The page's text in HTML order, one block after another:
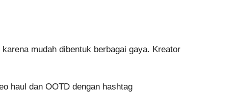
mudah dibentuk berbagai gaya. Kreator
haul dan OOTD dengan hashtag